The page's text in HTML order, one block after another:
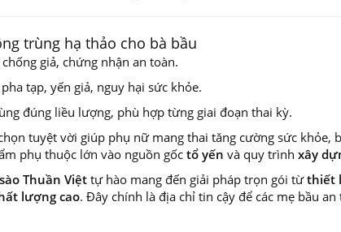
trùng hạ thảo cho bà bầu
giả, chứng nhận an toàn.
tạp, yến giả, nguy hại sức khỏe.
đúng liều lượng, phù hợp từng giai đoạn thai kỳ.
tuyệt vời giúp phụ nữ mang thai tăng cường sức khỏe,
phụ thuộc lớn vào nguồn gốc tổ yến và quy trình xây
Thuần Việttự hào mang đến giải pháp trọn gói từthiết
lượng cao. Đây chính là địa chỉ tin cậy để các mẹ bầu